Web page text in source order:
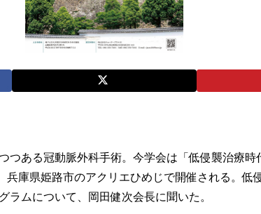
つある冠動脈外科手術。今学会は「低侵襲治療時
兵庫県姫路市のアクリエひめじで開催される。低
ラムについて、岡田健次会長に聞いた。